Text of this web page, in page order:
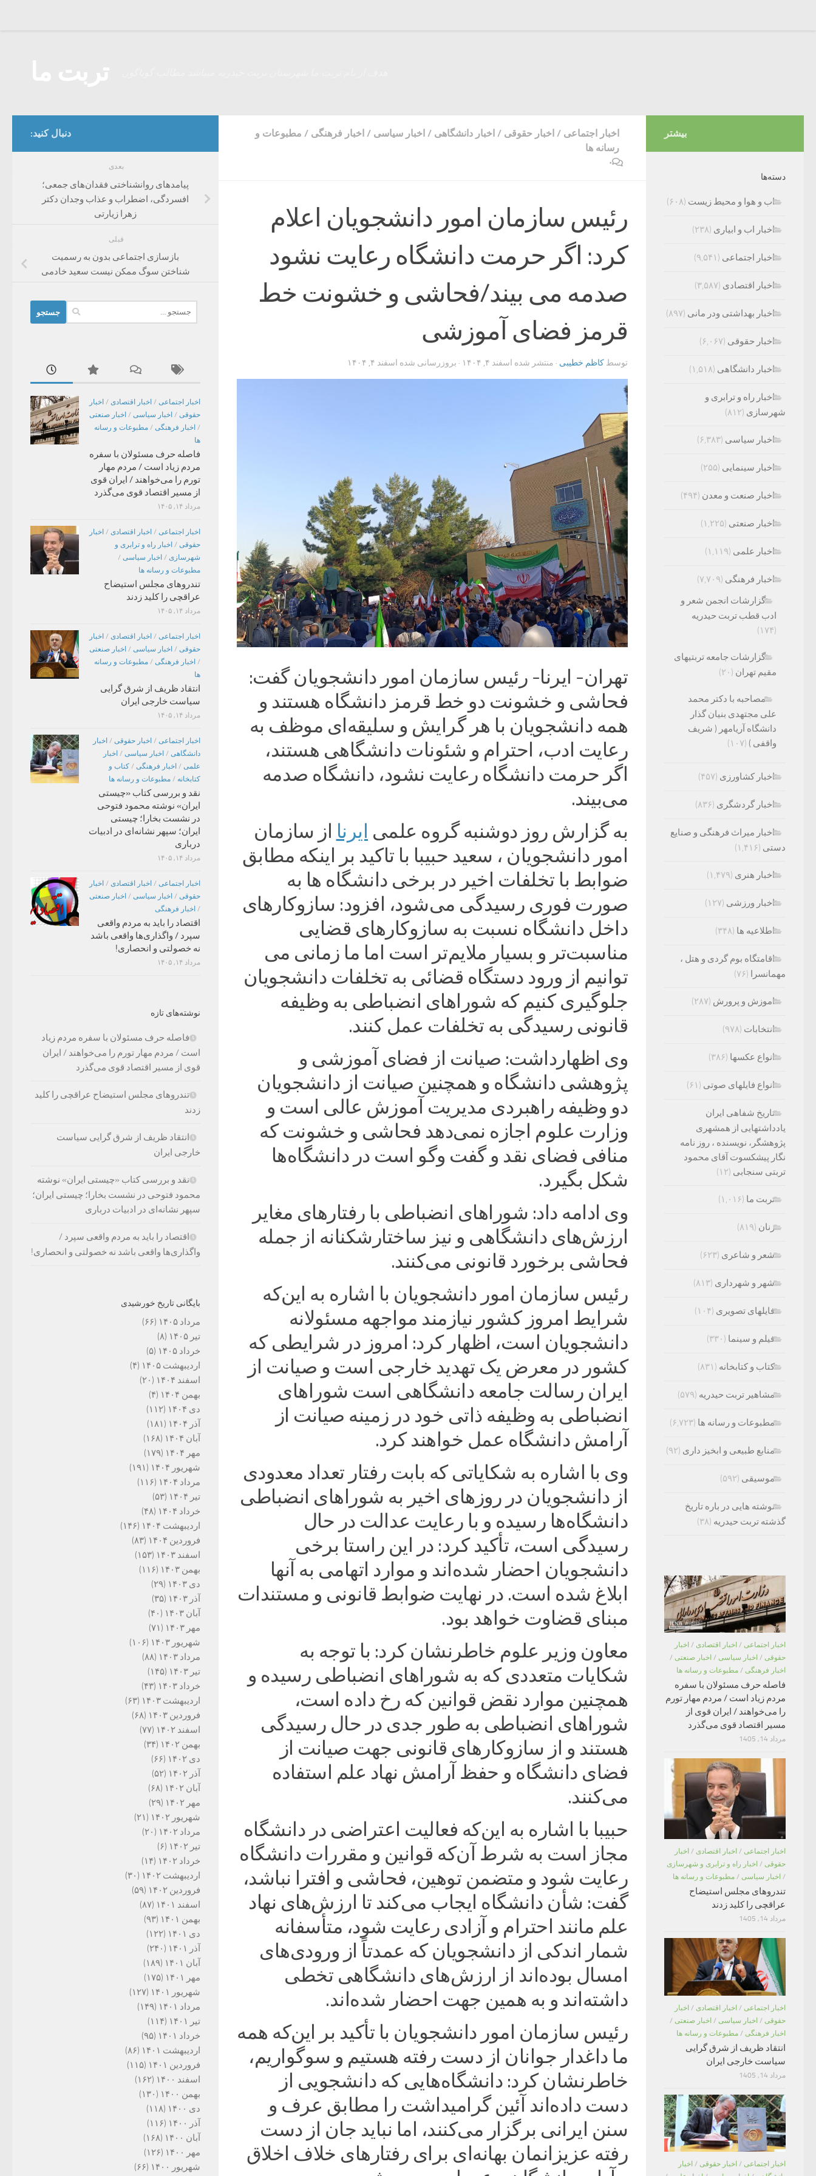
اخبار اجتماعی / اخبار حقوقی / اخبار دانشگاهی / اخبار سیاسی / اخبار فرهنگی / مطبوعات و
رسانه ها
۰
رئیس سازمان امور دانشجویان اعلام
کرد: اگر حرمت دانشگاه رعایت نشود
صدمه می بیند/فحاشی و خشونت خط
قرمز فضای آموزشی
توسط کاظم خطیبی · منتشر شده اسفند ۴, ۱۴۰۴ · بروزرسانی شده اسفند ۴, ۱۴۰۴
تهران- ایرنا- رئیس سازمان امور دانشجویان گفت:
فحاشی و خشونت دو خط قرمز دانشگاه هستند و
همه دانشجویان با هر گرایش و سلیقه‌ای موظف به
رعایت ادب، احترام و شئونات دانشگاهی هستند،
اگر حرمت دانشگاه رعایت نشود، دانشگاه صدمه
می‌بیند.
به گزارش روز دوشنبه گروه علمی ایرنا از سازمان
امور دانشجویان ، سعید حبیبا با تاکید بر اینکه مطابق
ضوابط با تخلفات اخیر در برخی دانشگاه ها به
صورت فوری رسیدگی می‌شود، افزود: سازوکارهای
داخل دانشگاه نسبت به سازوکارهای قضایی
مناسبت‌تر و بسیار ملایم‌تر است اما ما زمانی می
توانیم از ورود دستگاه قضائی به تخلفات دانشجویان
جلوگیری کنیم که شوراهای انضباطی به وظیفه
قانونی رسیدگی به تخلفات عمل کنند.
وی اظهارداشت: صیانت از فضای آموزشی و
پژوهشی دانشگاه و همچنین صیانت از دانشجویان
دو وظیفه راهبردی مدیریت آموزش عالی است و
وزارت علوم اجازه نمی‌دهد فحاشی و خشونت که
منافی فضای نقد و گفت وگو است در دانشگاه‌ها
شکل بگیرد.
وی ادامه داد: شوراهای انضباطی با رفتارهای مغایر
ارزش‌های دانشگاهی و نیز ساختارشکنانه از جمله
فحاشی برخورد قانونی می‌کنند.
رئیس سازمان امور دانشجویان با اشاره به این‌که
شرایط امروز کشور نیازمند مواجهه مسئولانه
دانشجویان است، اظهار کرد: امروز در شرایطی که
کشور در معرض یک تهدید خارجی است و صیانت از
ایران رسالت جامعه دانشگاهی است شوراهای
انضباطی به وظیفه ذاتی خود در زمینه صیانت از
آرامش دانشگاه عمل خواهند کرد.
وی با اشاره به شکایاتی که بابت رفتار تعداد معدودی
از دانشجویان در روزهای اخیر به شوراهای انضباطی
دانشگاه‌ها رسیده و با رعایت عدالت در حال
رسیدگی است، تأکید کرد: در این راستا برخی
دانشجویان احضار شده‌اند و موارد اتهامی به آنها
ابلاغ شده است. در نهایت ضوابط قانونی و مستندات
مبنای قضاوت خواهد بود.
معاون وزیر علوم خاطرنشان کرد: با توجه به
شکایات متعددی که به شوراهای انضباطی رسیده و
همچنین موارد نقض قوانین که رخ داده است،
شوراهای انضباطی به طور جدی در حال رسیدگی
هستند و از سازوکارهای قانونی جهت صیانت از
فضای دانشگاه و حفظ آرامش نهاد علم استفاده
می‌کنند.
حبیبا با اشاره به این‌که فعالیت اعتراضی در دانشگاه
مجاز است به شرط آن‌که قوانین و مقررات دانشگاه
رعایت شود و متضمن توهین، فحاشی و افترا نباشد،
گفت: شأن دانشگاه ایجاب می‌کند تا ارزش‌های نهاد
علم مانند احترام و آزادی رعایت شود، متأسفانه
شمار اندکی از دانشجویان که عمدتاً از ورودی‌های
امسال بوده‌اند از ارزش‌های دانشگاهی تخطی
داشته‌اند و به همین جهت احضار شده‌اند.
رئیس سازمان امور دانشجویان با تأکید بر این‌که همه
ما داغدار جوانان از دست رفته هستیم و سوگواریم،
خاطرنشان کرد: دانشگاه‌هایی که دانشجویی از
دست‌ داده‌اند آئین گرامیداشت را مطابق عرف و
سنن ایرانی برگزار می‌کنند، اما نباید جان از دست
رفته عزیزانمان بهانه‌ای برای رفتارهای خلاف اخلاق
دنبال کنید:
بعدی
پیامدهای روانشناختی فقدان‌های جمعی؛
افسردگی، اضطراب و عذاب وجدان دکتر
زهرا زیارتی
قبلی
بازسازی اجتماعی بدون به رسمیت
شناختن سوگ ممکن نیست سعید خادمی
برای:
اخبار اجتماعی / اخبار اقتصادی / اخبار
حقوقی / اخبار سیاسی / اخبار صنعتی
/ اخبار فرهنگی / مطبوعات و رسانه
ها
فاصله حرف مسئولان با سفره
مردم زیاد است / مردم مهار
تورم را می‌خواهند / ایران قوی
از مسیر اقتصاد قوی می‌گذرد
مرداد ۱۴, ۱۴۰۵
اخبار اجتماعی / اخبار اقتصادی / اخبار
حقوقی / اخبار راه و ترابری و
شهرسازی / اخبار سیاسی /
مطبوعات و رسانه ها
تندروهای مجلس استیضاح
عراقچی را کلید زدند
مرداد ۱۴, ۱۴۰۵
اخبار اجتماعی / اخبار اقتصادی / اخبار
حقوقی / اخبار سیاسی / اخبار صنعتی
/ اخبار فرهنگی / مطبوعات و رسانه
ها
انتقاد ظریف از شرق گرایی
سیاست خارجی ایران
مرداد ۱۴, ۱۴۰۵
اخبار اجتماعی / اخبار حقوقی / اخبار
دانشگاهی / اخبار سیاسی / اخبار
علمی / اخبار فرهنگی / کتاب و
کتابخانه / مطبوعات و رسانه ها
نقد و بررسی کتاب «چیستی
ایران» نوشته محمود فتوحی
در نشست بخارا؛ چیستی
ایران؛ سپهر نشانه‌ای در ادبیات
درباری
مرداد ۱۴, ۱۴۰۵
اخبار اجتماعی / اخبار اقتصادی / اخبار
حقوقی / اخبار سیاسی / اخبار صنعتی
/ اخبار فرهنگی
اقتصاد را باید به مردم واقعی
سپرد / واگذاری‌ها واقعی باشد
نه خصولتی و انحصاری!
مرداد ۱۴, ۱۴۰۵
نوشته‌های تازه
فاصله حرف مسئولان با سفره مردم زیاد
است / مردم مهار تورم را می‌خواهند / ایران
قوی از مسیر اقتصاد قوی می‌گذرد
تندروهای مجلس استیضاح عراقچی را کلید
زدند
انتقاد ظریف از شرق گرایی سیاست
خارجی ایران
نقد و بررسی کتاب «چیستی ایران» نوشته
محمود فتوحی در نشست بخارا؛ چیستی ایران؛
سپهر نشانه‌ای در ادبیات درباری
اقتصاد را باید به مردم واقعی سپرد /
واگذاری‌ها واقعی باشد نه خصولتی و انحصاری!
بایگانی تاریخ خورشیدی
مرداد ۱۴۰۵
(۶۶)
تیر ۱۴۰۵
(۸)
خرداد ۱۴۰۵
(۵)
اردیبهشت ۱۴۰۵
(۴)
اسفند ۱۴۰۴
(۲۰)
بهمن ۱۴۰۴
(۴)
دی ۱۴۰۴
(۱۱۲)
آذر ۱۴۰۴
(۱۸۱)
آبان ۱۴۰۴
(۱۶۸)
مهر ۱۴۰۴
(۱۷۹)
شهریور ۱۴۰۴
(۱۹۱)
مرداد ۱۴۰۴
(۱۱۶)
تیر ۱۴۰۴
(۵۳)
خرداد ۱۴۰۴
(۴۸)
اردیبهشت ۱۴۰۴
(۱۴۶)
فروردین ۱۴۰۴
(۸۳)
اسفند ۱۴۰۳
(۱۵۳)
بهمن ۱۴۰۳
(۱۱۶)
دی ۱۴۰۳
(۲۹)
آذر ۱۴۰۳
(۳۵)
آبان ۱۴۰۳
(۴۰)
مهر ۱۴۰۳
(۷۱)
شهریور ۱۴۰۳
(۱۰۶)
مرداد ۱۴۰۳
(۸۸)
تیر ۱۴۰۳
(۱۴۵)
خرداد ۱۴۰۳
(۴۳)
اردیبهشت ۱۴۰۳
(۶۳)
فروردین ۱۴۰۳
(۶۸)
اسفند ۱۴۰۲
(۷۷)
بهمن ۱۴۰۲
(۳۴)
دی ۱۴۰۲
(۶۶)
آذر ۱۴۰۲
(۵۲)
آبان ۱۴۰۲
(۶۸)
مهر ۱۴۰۲
(۲۹)
شهریور ۱۴۰۲
(۲۱)
مرداد ۱۴۰۲
(۲۰)
تیر ۱۴۰۲
(۶)
خرداد ۱۴۰۲
(۱۴)
اردیبهشت ۱۴۰۲
(۳۰)
فروردین ۱۴۰۲
(۵۹)
اسفند ۱۴۰۱
(۸۷)
بهمن ۱۴۰۱
(۹۳)
دی ۱۴۰۱
(۱۲۲)
آذر ۱۴۰۱
(۲۴۰)
آبان ۱۴۰۱
(۱۸۹)
مهر ۱۴۰۱
(۱۷۵)
شهریور ۱۴۰۱
(۱۲۷)
مرداد ۱۴۰۱
(۱۴۹)
تیر ۱۴۰۱
(۱۱۴)
خرداد ۱۴۰۱
(۹۵)
اردیبهشت ۱۴۰۱
(۸۶)
فروردین ۱۴۰۱
(۱۱۵)
اسفند ۱۴۰۰
(۱۶۲)
بهمن ۱۴۰۰
(۱۳۰)
دی ۱۴۰۰
(۱۱۸)
آذر ۱۴۰۰
(۱۱۶)
آبان ۱۴۰۰
(۱۶۸)
مهر ۱۴۰۰
(۱۲۶)
شهریور ۱۴۰۰
(۶۶)
بیشتر
دسته‌ها
اب و هوا و محیط زیست (۶۰۸)
اخبار اب و ابیاری (۲۳۸)
اخبار اجتماعی (۹,۵۴۱)
اخبار اقتصادی (۳,۵۸۷)
اخبار بهداشتی ودر مانی (۸۹۷)
اخبار حقوقی (۶,۰۶۷)
اخبار دانشگاهی (۱,۵۱۸)
اخبار راه و ترابری و
شهرسازی (۸۱۲)
اخبار سیاسی (۶,۳۸۳)
اخبار سینمایی (۲۵۵)
اخبار صنعت و معدن (۴۹۴)
اخبار صنعتی (۱,۲۲۵)
اخبار علمی (۱,۱۱۹)
اخبار فرهنگی (۷,۷۰۹)
گزارشات انجمن شعر و
ادب قطب تربت حیدریه
(۱۷۴)
گزارشات جامعه تربتیهای
مقیم تهران (۲۰)
مصاحبه با دکتر محمد
علی مجتهدی بنیان گذار
دانشگاه آریامهر ( شریف
واقفی ) (۱۰۷)
اخبار کشاورزی (۴۵۷)
اخبار گردشگری (۸۳۶)
اخبار میراث فرهنگی و صنایع
دستی (۱,۴۱۶)
اخبار هنری (۱,۴۷۹)
اخبار ورزشی (۱۲۷)
اطلاعیه ها (۳۴۸)
اقامتگاه بوم گردی و هتل ،
مهمانسرا (۷۶)
اموزش و پرورش (۲۸۷)
انتخابات (۹۷۸)
انواع عکسها (۳۸۶)
انواع فایلهای صوتی (۶۱)
تاریخ شفاهی ایران
یادداشتهایی از همشهری
پژوهشگر، نویسنده ، روز نامه
نگار پیشکسوت آقای محمود
تربتی سنجابی (۱۲)
تربت ما (۱,۰۱۶)
زنان (۸۱۹)
شعر و شاعری (۶۲۳)
شهر و شهرداری (۸۱۳)
فایلهای تصویری (۱۰۴)
فیلم و سینما (۳۳۰)
کتاب و کتابخانه (۸۳۱)
مشاهیر تربت حیدریه (۵۷۹)
مطبوعات و رسانه ها (۶,۷۲۳)
منابع طبیعی و ابخیز داری (۹۲)
موسیقی (۵۹۲)
نوشته هایی در باره تاریخ
گذشته تربت حیدریه (۳۸)
اخبار اجتماعی / اخبار اقتصادی / اخبار
حقوقی / اخبار سیاسی / اخبار صنعتی /
اخبار فرهنگی / مطبوعات و رسانه ها
فاصله حرف مسئولان با سفره
مردم زیاد است / مردم مهار تورم
را می‌خواهند / ایران قوی از
مسیر اقتصاد قوی می‌گذرد
مرداد 14, 1405
اخبار اجتماعی / اخبار اقتصادی / اخبار
حقوقی / اخبار راه و ترابری و شهرسازی
/ اخبار سیاسی / مطبوعات و رسانه ها
تندروهای مجلس استیضاح
عراقچی را کلید زدند
مرداد 14, 1405
اخبار اجتماعی / اخبار اقتصادی / اخبار
حقوقی / اخبار سیاسی / اخبار صنعتی /
اخبار فرهنگی / مطبوعات و رسانه ها
انتقاد ظریف از شرق گرایی
سیاست خارجی ایران
مرداد 14, 1405
اخبار اجتماعی / اخبار حقوقی / اخبار